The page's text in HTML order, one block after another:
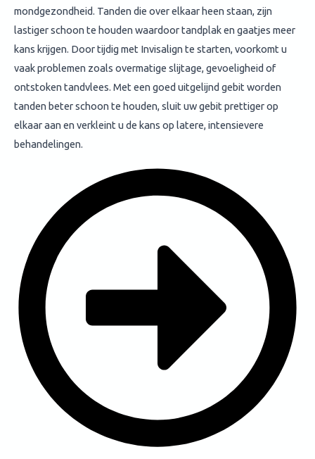
mondgezondheid. Tanden die over elkaar heen staan, zijn
lastiger schoon te houden waardoor tandplak en gaatjes meer
kans krijgen. Door tijdig met Invisalign te starten, voorkomt u
vaak problemen zoals overmatige slijtage, gevoeligheid of
ontstoken tandvlees. Met een goed uitgelijnd gebit worden
tanden beter schoon te houden, sluit uw gebit prettiger op
elkaar aan en verkleint u de kans op latere, intensievere
behandelingen.